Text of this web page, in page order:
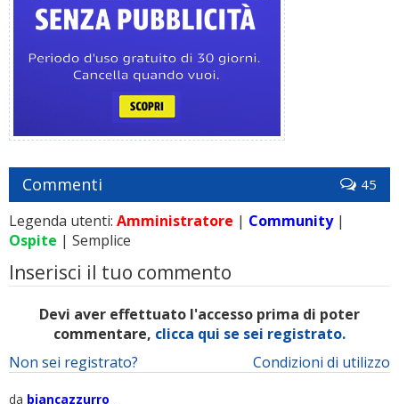
Commenti 45
Legenda utenti: Amministratore | Community|
Ospite | Semplice
Inserisci il tuo commento
Devi aver effettuato l'accesso prima di poter
commentare, clicca qui se sei registrato.
Condizioni di utilizzo
Non sei registrato?
da biancazzurro_